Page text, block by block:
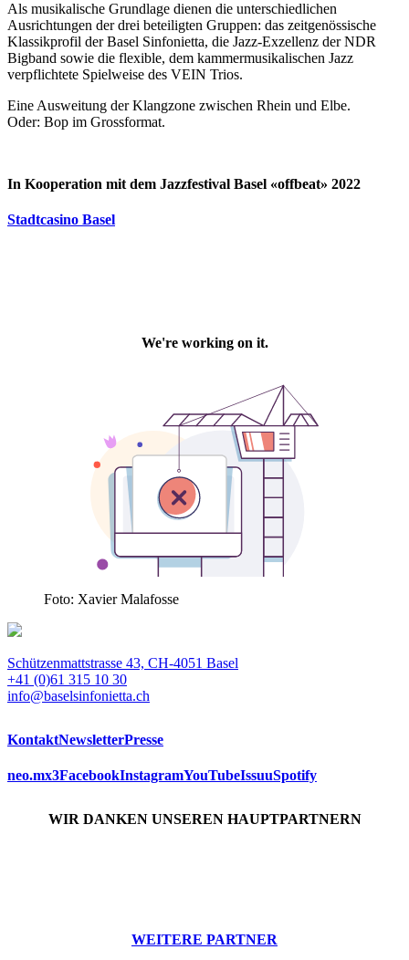
Als musikalische Grundlage dienen die unterschiedlichen
Ausrichtungen der drei beteiligten Gruppen: das zeitgenössische
Klassikprofil der Basel Sinfonietta, die Jazz-Exzellenz der NDR
Bigband sowie die flexible, dem kammermusikalischen Jazz
verpflichtete Spielweise des VEIN Trios.
Eine Ausweitung der Klangzone zwischen Rhein und Elbe.
Oder: Bop im Grossformat.
In Kooperation mit dem Jazzfestival Basel «offbeat» 2022
Stadtcasino Basel
Foto: Xavier Malafosse
Schützenmattstrasse 43, CH-4051 Basel
+41 (0)61 315 10 30
info@baselsinfonietta.ch
KontaktNewsletterPresse
neo.mx3FacebookInstagramYouTubeIssuuSpotify
WIR DANKEN UNSEREN HAUPTPARTNERN
WEITERE PARTNER